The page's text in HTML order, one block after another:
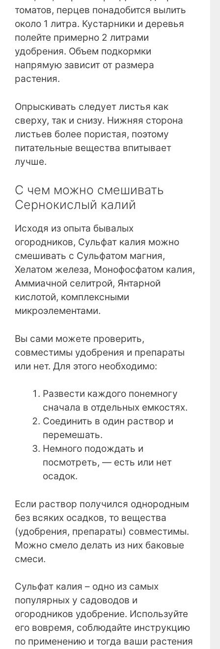
томатов, перцев понадобится вылить
около 1 литра. Кустарники и деревья
полейте примерно 2 литрами
удобрения. Объем подкормки
напрямую зависит от размера
растения.
Опрыскивать следует листья как
сверху, так и снизу. Нижняя сторона
листьев более пористая, поэтому
питательные вещества впитывает
лучше.
С чем можно смешивать
Сернокислый калий
Исходя из опыта бывалых
огородников, Сульфат калия можно
смешивать с Сульфатом магния,
Хелатом железа, Монофосфатом калия,
Аммиачной селитрой, Янтарной
кислотой, комплексными
микроэлементами.
Вы сами можете проверить,
совместимы удобрения и препараты
или нет. Для этого необходимо:
Развести каждого понемногу
сначала в отдельных емкостях.
Соединить в один раствор и
перемешать.
Немного подождать и
посмотреть, — есть или нет
осадок.
Если раствор получился однородным
без всяких осадков, то вещества
(удобрения, препараты) совместимы.
Можно смело делать из них баковые
смеси.
Сульфат калия – одно из самых
популярных у садоводов и
огородников удобрение. Используйте
его вовремя, соблюдайте инструкцию
по применению и тогда ваши растения